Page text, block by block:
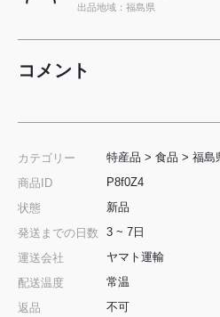
出品地域：福島県
コメント
カテゴリー 特産品 > 食品 > 福島
商品ID
P8f0Z4
状態
新品
発送までの日数
3 ~ 7日
運送会社
ヤマト運輸
配送温度
常温
返品
不可